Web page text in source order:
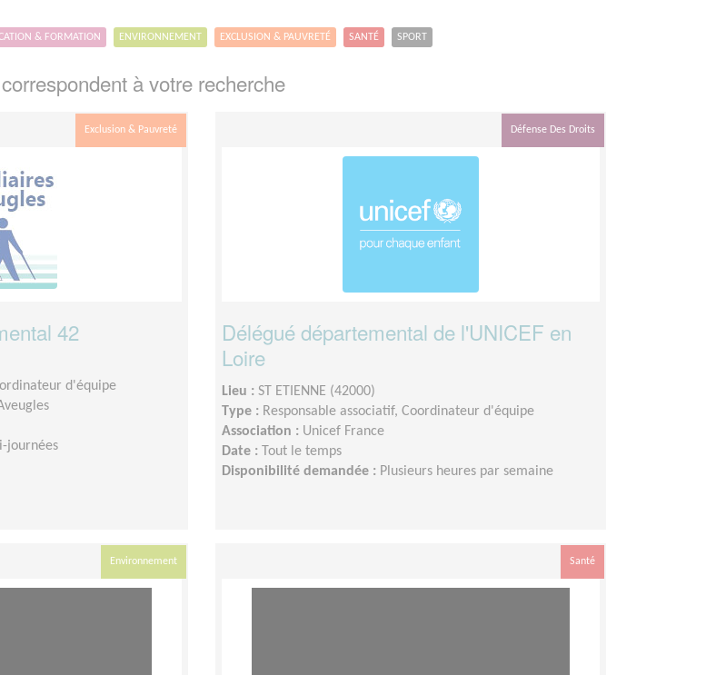
& FORMATION ENVIRONNEMENT EXCLUSION & PAUVRETÉ SANTÉ SPORT
à votre recherche
Exclusion & Pauvreté
42
d'équipe
journées
Défense Des Droits
Délégué départemental de l'UNICEF en
Loire
Lieu : ST ETIENNE (42000)
Type : Responsable associatif, Coordinateur d'équipe
Association : Unicef France
Date :
Tout le temps
Disponibilité demandée : Plusieurs heures par semaine
Environnement Santé